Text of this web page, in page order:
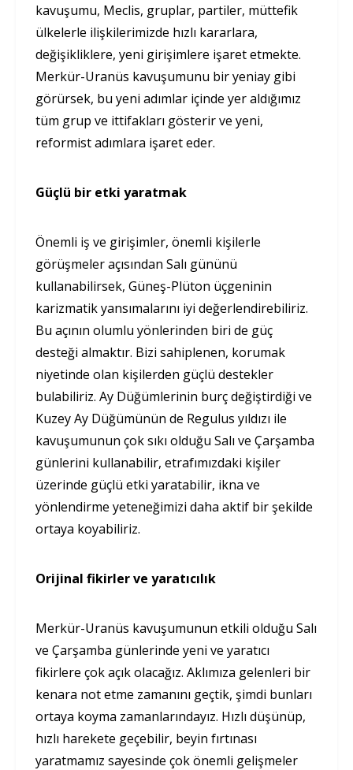
kavuşumu, Meclis, gruplar, partiler, müttefik
ülkelerle ilişkilerimizde hızlı kararlara,
değişikliklere, yeni girişimlere işaret etmekte.
Merkür-Uranüs kavuşumunu bir yeniay gibi
görürsek, bu yeni adımlar içinde yer aldığımız
tüm grup ve ittifakları gösterir ve yeni,
reformist adımlara işaret eder.
Güçlü bir etki yaratmak
Önemli iş ve girişimler, önemli kişilerle
görüşmeler açısından Salı gününü
kullanabilirsek, Güneş-Plüton üçgeninin
karizmatik yansımalarını iyi değerlendirebiliriz.
Bu açının olumlu yönlerinden biri de güç
desteği almaktır. Bizi sahiplenen, korumak
niyetinde olan kişilerden güçlü destekler
bulabiliriz. Ay Düğümlerinin burç değiştirdiği ve
Kuzey Ay Düğümünün de Regulus yıldızı ile
kavuşumunun çok sıkı olduğu Salı ve Çarşamba
günlerini kullanabilir, etrafımızdaki kişiler
üzerinde güçlü etki yaratabilir, ikna ve
yönlendirme yeteneğimizi daha aktif bir şekilde
ortaya koyabiliriz.
Orijinal fikirler ve yaratıcılık
Merkür-Uranüs kavuşumunun etkili olduğu Salı
ve Çarşamba günlerinde yeni ve yaratıcı
fikirlere çok açık olacağız. Aklımıza gelenleri bir
kenara not etme zamanını geçtik, şimdi bunları
ortaya koyma zamanlarındayız. Hızlı düşünüp,
hızlı harekete geçebilir, beyin fırtınası
yaratmamız sayesinde çok önemli gelişmeler